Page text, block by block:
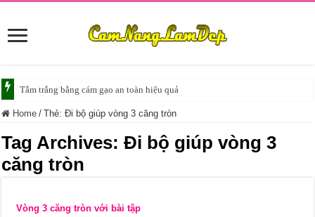
Tắm trắng bằng cám gạo an toàn hiệu quả
Home / Thẻ:Đi bộ giúp vòng 3 căng tròn
Tag Archives:Đi bộ giúp vòng 3
căng tròn
Vòng 3 căng tròn với bài tập